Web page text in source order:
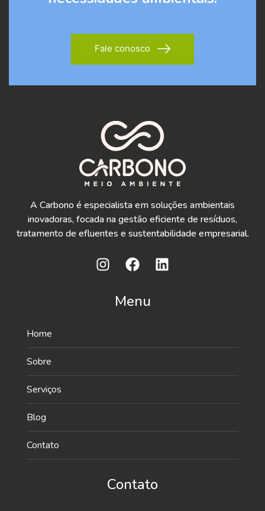
Fale conosco
A Carbono é especialista em soluções ambientais
inovadoras, focada na gestão eficiente de resíduos,
tratamento de efluentes e sustentabilidade empresarial.
Menu
Home
Sobre
Serviços
Blog
Contato
Contato